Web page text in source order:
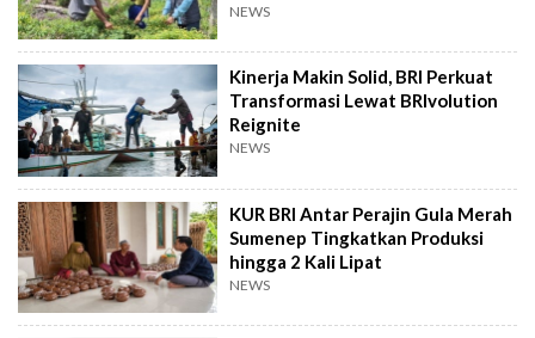
NEWS
Kinerja Makin Solid, BRI Perkuat
Transformasi Lewat BRIvolution
Reignite
NEWS
KUR BRI Antar Perajin Gula Merah
Sumenep Tingkatkan Produksi
hingga 2 Kali Lipat
NEWS